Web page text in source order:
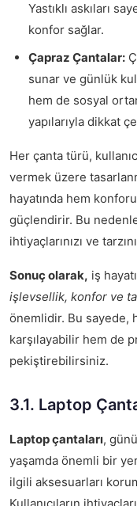
Yastıklı askıları
konfor sağlar.
Çapraz Çantalar:
sunar ve günlük
hem de sosyal
yapılarıyla dikkat
Her çanta türü,
vermek üzere
hayatında hem
güçlendirir. Bu
ihtiyaçlarınızı ve
Sonuç olarak, iş
işlevsellik, konfor ve
önemlidir. Bu sayede,
karşılayabilir hem de
pekiştirebilirsiniz.
3.1. Laptop
Laptop çantaları,
yaşamda önemli bir
ilgili aksesuarları